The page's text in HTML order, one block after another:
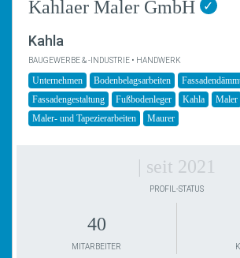
Kahlaer Maler GmbH ✓
Kahla
BAUGEWERBE & -INDUSTRIE • HANDWERK
Unternehmen Bodenbelagsarbeiten
Fassadengestaltung
Fußbodenleger Kahla
Maler
Maler- und Tapezierarbeiten
Maurer
| seit 2021
PROFIL-STATUS
40
MITARBEITER